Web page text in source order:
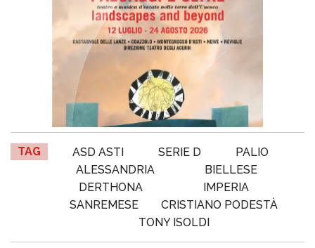
TAG ASD ASTI SERIE D
PALIO
ALESSANDRIA
BIELLESE
DERTHONA
IMPERIA
SANREMESE
CRISTIANO PODESTÀ
TONY ISOLDI